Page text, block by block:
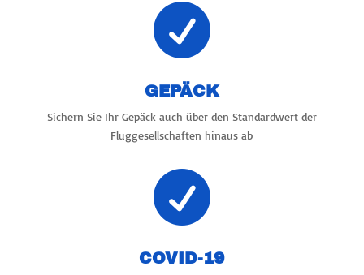

GEPÄCK
Sichern Sie Ihr Gepäck auch über den Standardwert der
Fluggesellschaften hinaus ab

COVID-19